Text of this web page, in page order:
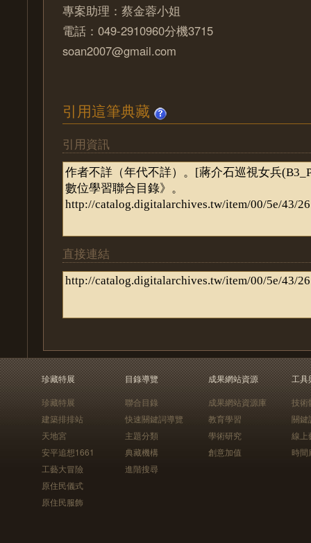
專案助理：蔡金蓉小姐
電話：049-2910960分機3715
soan2007@gmail.com
引用這筆典藏
引用資訊
直接連結
珍藏特展
珍藏特展
建築排排站
天地宮
安平追想1661
工藝大冒險
原住民儀式
原住民服飾
目錄導覽
聯合目錄
快速關鍵詞導覽
主題分類
典藏機構
進階搜尋
成果網站資源
成果網站資源庫
教育學習
學術研究
創意加值
工具
技術
關鍵
線上
時間